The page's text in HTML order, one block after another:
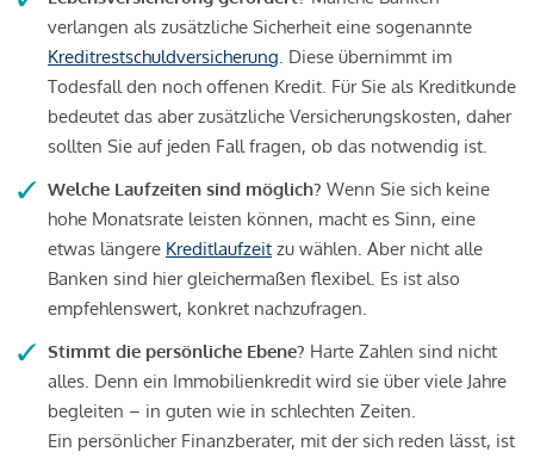
verlangen als zusätzliche Sicherheit eine sogenannte
Kreditrestschuldversicherung. Diese übernimmt im
Todesfall den noch offenen Kredit. Für Sie als Kreditkunde
bedeutet das aber zusätzliche Versicherungskosten, daher
sollten Sie auf jeden Fall fragen, ob das notwendig ist.
Welche Laufzeiten sind möglich? Wenn Sie sich keine
hohe Monatsrate leisten können, macht es Sinn, eine
etwas längere Kreditlaufzeit zu wählen. Aber nicht alle
Banken sind hier gleichermaßen flexibel. Es ist also
empfehlenswert, konkret nachzufragen.
Stimmt die persönliche Ebene? Harte Zahlen sind nicht
alles. Denn ein Immobilienkredit wird sie über viele Jahre
begleiten – in guten wie in schlechten Zeiten.
Ein persönlicher Finanzberater, mit der sich reden lässt, ist